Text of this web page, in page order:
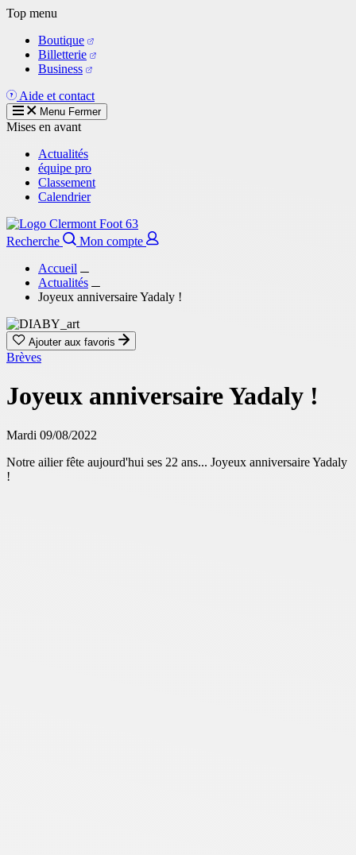
Aller
contenu
principal
Top menu
Boutique
Billetterie
Business
Aide et contact
Menu Fermer
Mises en avant
Actualités
équipe pro
Classement
Calendrier
Recherche
Mon compte
Accueil
Actualités
Joyeux anniversaire Yadaly !
Ajouter aux favoris
Brèves
Joyeux anniversaire Yadaly !
Mardi 09/08/2022
Notre ailier fête aujourd'hui ses 22 ans... Joyeux anniversaire Yadaly
!